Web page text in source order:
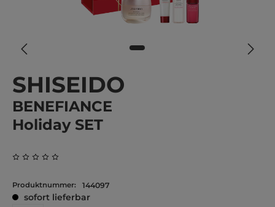
SHISEIDO
BENEFIANCE
Holiday SET
Produktnummer: 144097
sofort lieferbar